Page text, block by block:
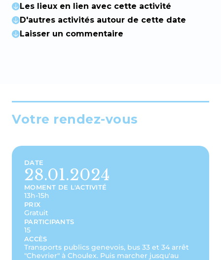
Les lieux en lien avec cette activité
D'autres activités autour de cette date
Laisser un commentaire
Votre rendez-vous
DATE
28.01.2024
MOMENT DE L'ACTIVITÉ
13h-15h
PRIX
Gratuit
PARTICIPANTS
15
ACCÈS
Transports publics genevois, bus 33 et 34 arrêt
"Chevrier" à Choulex. Puis marcher jusqu'au